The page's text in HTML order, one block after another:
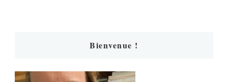
Bienvenue !